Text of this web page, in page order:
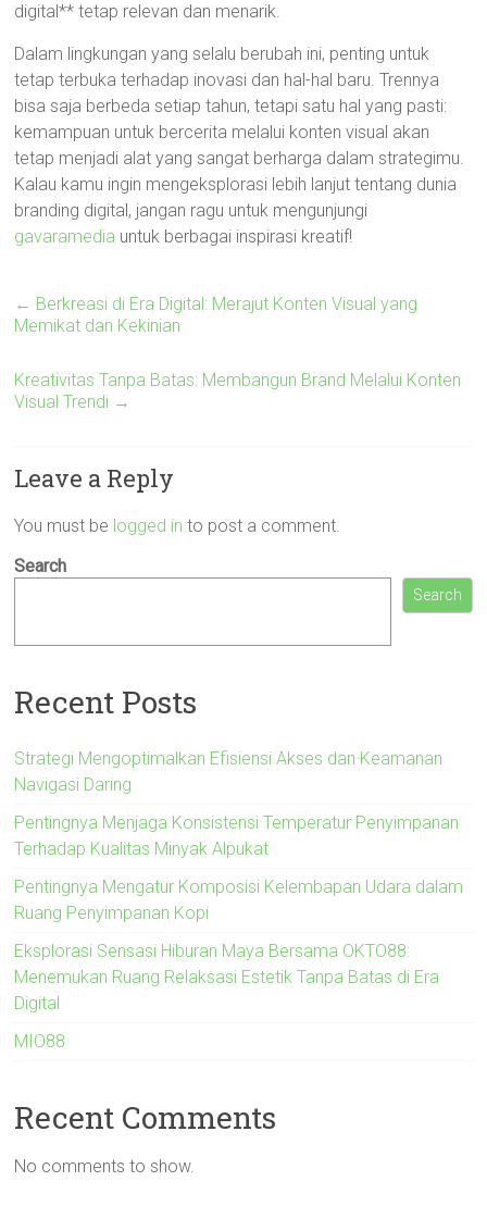
digital** tetap relevan dan menarik.
Dalam lingkungan yang selalu berubah ini, penting untuk
tetap terbuka terhadap inovasi dan hal-hal baru. Trennya
bisa saja berbeda setiap tahun, tetapi satu hal yang pasti:
kemampuan untuk bercerita melalui konten visual akan
tetap menjadi alat yang sangat berharga dalam strategimu.
Kalau kamu ingin mengeksplorasi lebih lanjut tentang dunia
branding digital, jangan ragu untuk mengunjungi
gavaramedia untuk berbagai inspirasi kreatif!
← Berkreasi di Era Digital: Merajut Konten Visual yang
Memikat dan Kekinian
Kreativitas Tanpa Batas: Membangun Brand Melalui Konten
Visual Trendi →
Leave a Reply
You must be logged in to post a comment.
Search
Search
Recent Posts
Strategi Mengoptimalkan Efisiensi Akses dan Keamanan
Navigasi Daring
Pentingnya Menjaga Konsistensi Temperatur Penyimpanan
Terhadap Kualitas Minyak Alpukat
Pentingnya Mengatur Komposisi Kelembapan Udara dalam
Ruang Penyimpanan Kopi
Eksplorasi Sensasi Hiburan Maya Bersama OKTO88:
Menemukan Ruang Relaksasi Estetik Tanpa Batas di Era
Digital
MIO88
Recent Comments
No comments to show.